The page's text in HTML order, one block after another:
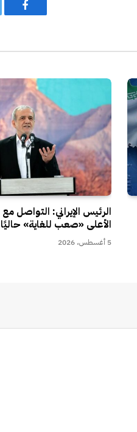
الرئيس الإيراني: التواصل
الأعلى «صعب للغاية» حاليًا
5 أغسطس، 2026